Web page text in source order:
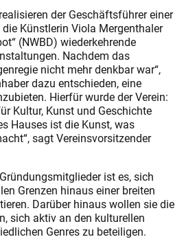
der Geschäftsführer einer
Künstlerin Viola Mergenthaler
(NWBD) wiederkehrende
Nachdem das
nicht mehr denkbar war“,
dazu entschieden, eine
Hierfür wurde der Verein:
Kultur, Kunst und Geschichte
Hauses ist die Kunst, was
sagt Vereinsvorsitzender
ist es, sich
Grenzen hinaus einer breiten
Darüber hinaus wollen sie die
sich aktiv an den kulturellen
Genres zu beteiligen.